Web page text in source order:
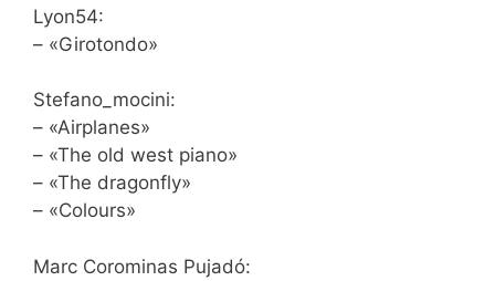
Lyon54:
– «Girotondo»
Stefano_mocini:
– «Airplanes»
– «The old west piano»
– «The dragonfly»
– «Colours»
Marc Corominas Pujadó: